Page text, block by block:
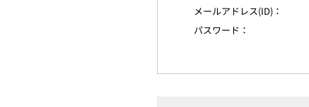
メールアドレス(ID)：
パスワード：